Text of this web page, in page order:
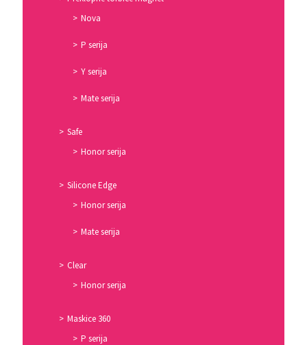
Nova
P serija
Y serija
Mate serija
Safe
Honor serija
Silicone Edge
Honor serija
Mate serija
Clear
Honor serija
Maskice 360
P serija